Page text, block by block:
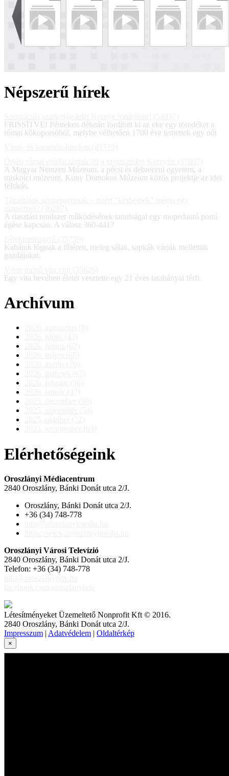
Népszerű hírek
FRISSÍTVE! Pénteken délután fordított ki az eke egy töredéket a
római kőkoporsóból, melybe vélhetően 1700 éve temettek egy nőt
A Magyar Nemzeti Múzeum, a pécsi és debreceni egyetem, a
miskolci múzeum, Kuny Domokos Múzeum közös projektje az idei
feltárás.
A riasztási rendszer működésének tanulságai egy mopedautó porrá
égése kapcsán. A válasz 360-441?
Kabátok lógnak a főtéren, meleg sálak, sapkák várják mellettük
gazdájukat.
Egy vita hevében életét vesztette egy 21 éves tatabányai férfi.
Archívum
Elérhetőségeink
Oroszlányi Médiacentrum
2840 Oroszlány, Bánki Donát utca 2/J.
Oroszlány, Bánki Donát utca 2/J.
+36 (34) 748-778
Oroszlányi Városi Televízió
2840 Oroszlány, Bánki Donát utca 2/J.
Telefon: +36 (34) 748-778
Létesítményeket Üzemeltető Nonprofit Kft © 2016.
2840 Oroszlány, Bánki Donát utca 2/J.
Impresszum | Adatvédelem | Oldaltérkép
×